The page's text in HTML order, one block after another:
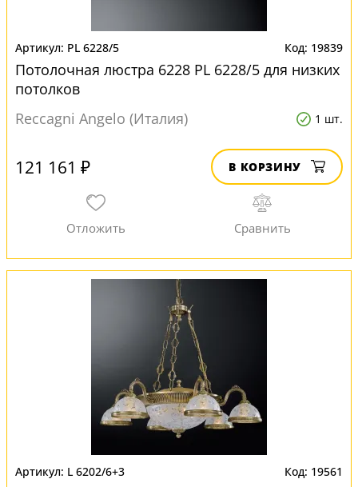
PL 6228/5 19839
Потолочная люстра 6228 PL 6228/5 для низких
потолков
Reccagni Angelo (Италия)
1 шт.
121 161 ₽ В КОРЗИНУ
L 6202/6+3 19561